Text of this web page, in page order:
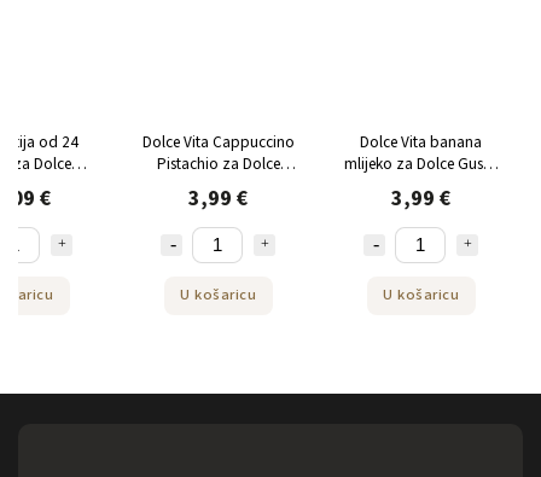
od 24
za Dolce
€
Dolce Vita Cappuccino
Pistachio za Dolce
3,99 €
U košaricu
Dolce Vita banana
mlijeko za Dolce Gusto
3,99 €
U košaricu